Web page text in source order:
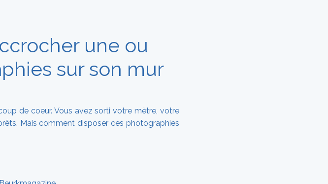
une ou
sur son mur
de coeur. Vous avez sorti votre mètre, votre
Mais comment disposer ces photographies